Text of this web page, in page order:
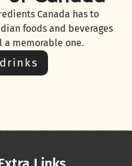
Canada has to
foods and beverages
memorable one.